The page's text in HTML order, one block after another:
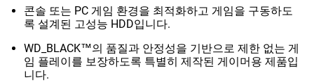
콘솔 또는 PC 게임 환경을 최적화하고 게임을 구동하도
록 설계된 고성능 HDD입니다.
WD_BLACK™의 품질과 안정성을 기반으로 제한 없는 게
임 플레이를 보장하도록 특별히 제작된 게이머용 제품입
니다.